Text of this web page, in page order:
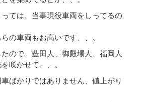
ては、当事現役車両をしってるの
の車両もお高いです、、。
ので、豊田人、御殿場人、福岡人
咲かせて、、。
ばかりではありません、値上がり